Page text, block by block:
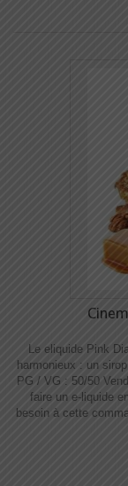
Le eliquide Pink
harmonieux : un
PG / VG : 50/50
faire un e-liquide
besoin à cette